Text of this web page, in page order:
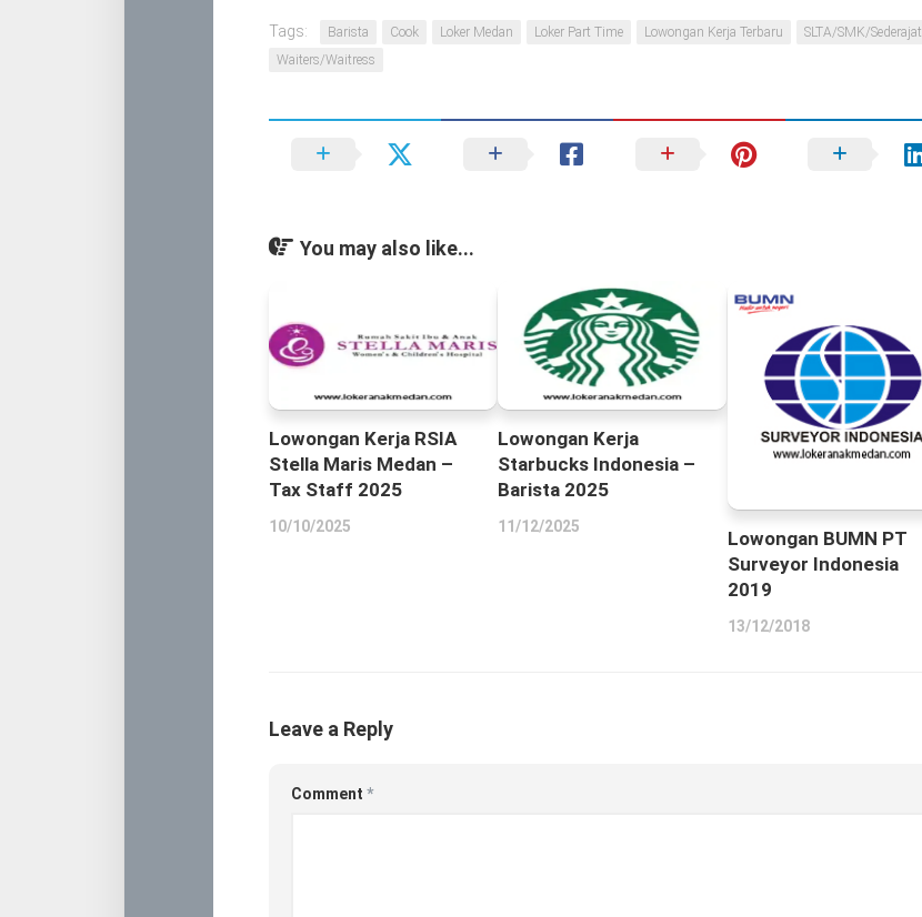
Tags: Barista Cook Loker Medan Loker Part Time Lowongan Kerja Terbaru
SLTA/SMK/Sederajat
Waiters/Waitress
You may also like...
Lowongan Kerja RSIA
Stella Maris Medan –
Tax Staff 2025
10/10/2025
Lowongan Kerja
Starbucks Indonesia –
Barista 2025
11/12/2025
Lowongan BUMN PT
Surveyor Indonesia
2019
13/12/2018
Leave a Reply
Comment *